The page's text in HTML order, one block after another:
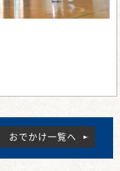
おでかけ一覧へ